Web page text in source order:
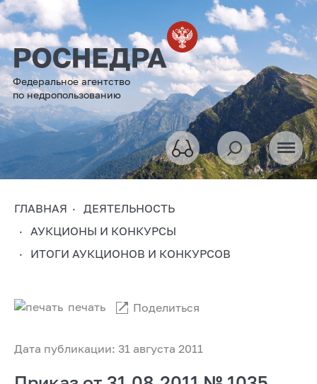
Федеральное агентство
по недропользованию
ГЛАВНАЯ
ДЕЯТЕЛЬНОСТЬ
АУКЦИОНЫ И КОНКУРСЫ
ИТОГИ АУКЦИОНОВ И КОНКУРСОВ
Дата публикации: 31 августа 2011
печать Поделиться